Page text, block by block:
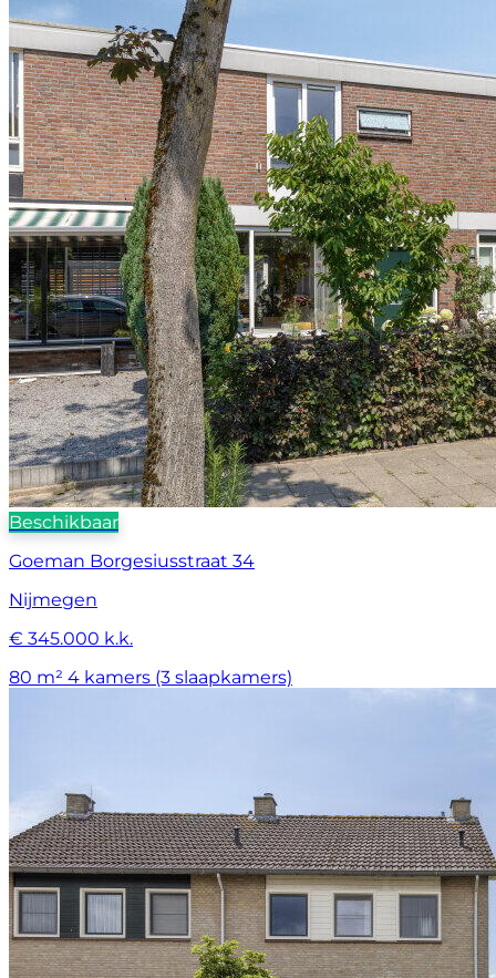
Beschikbaar
Goeman Borgesiusstraat 34
Nijmegen
€ 345.000 k.k.
80 m² 4 kamers (3 slaapkamers)